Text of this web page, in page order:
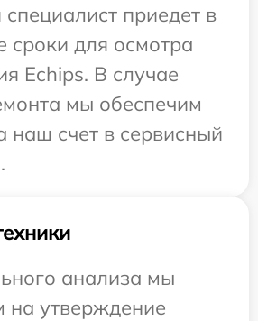
специалист приедет в
сроки для осмотра
Echips. В случае
мы обеспечим
наш счет в сервисный
анализа мы
на утверждение